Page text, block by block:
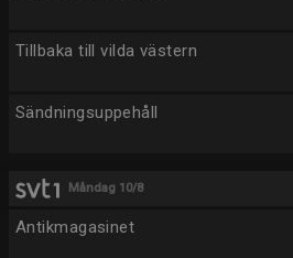
Tillbaka till vilda västern
Sändningsuppehåll
Måndag 10/8
Antikmagasinet